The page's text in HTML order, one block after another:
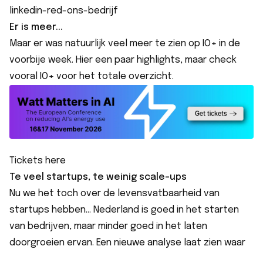
linkedin-red-ons-bedrijf
Er is meer...
Maar er was natuurlijk veel meer te zien op IO+ in de
voorbije week. Hier een paar highlights, maar check
vooral
IO+ voor het totale overzicht.
Tickets here
Te veel startups, te weinig scale-ups
Nu we het toch over de levensvatbaarheid van
startups hebben... Nederland is goed in het starten
van bedrijven, maar minder goed in het laten
doorgroeien ervan. Een nieuwe analyse laat zien waar